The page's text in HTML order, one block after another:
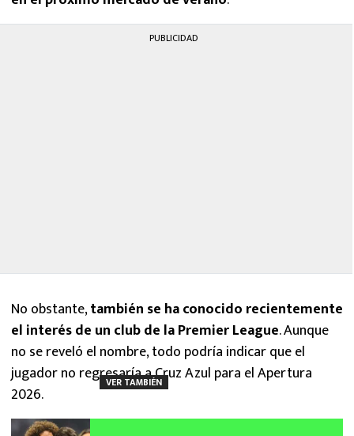
PUBLICIDAD
No obstante,también se ha conocido recientemente
el interés de un club de la Premier League. Aunque
no se reveló el nombre, todo podría indicar que el
jugador no regresaría a Cruz Azul para el Apertura
2026.
VER TAMBIÉN